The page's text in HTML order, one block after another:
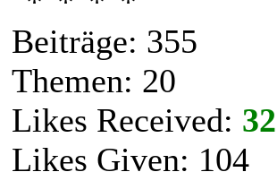
Beiträge: 355
Themen: 20
Likes Received: 32
Likes Given: 104